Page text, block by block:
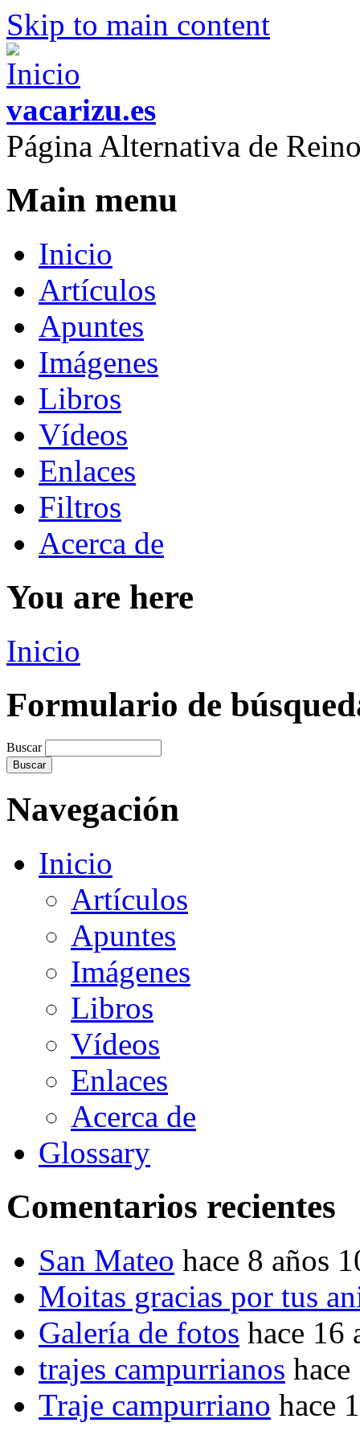
Skip to main content
vacarizu.es
Página Alternativa de
Main menu
Inicio
Artículos
Apuntes
Imágenes
Libros
Vídeos
Enlaces
Filtros
Acerca de
You are here
Inicio
Formulario de
Buscar
Navegación
Inicio
Artículos
Apuntes
Imágenes
Libros
Vídeos
Enlaces
Acerca de
Glossary
Comentarios recientes
San Mateo hace 8 años
Moitas gracias por tus
Galería de fotos hace 16
trajes campurrianos
Traje campurriano hace